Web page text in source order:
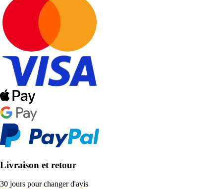
Livraison et retour
30 jours pour changer d'avis